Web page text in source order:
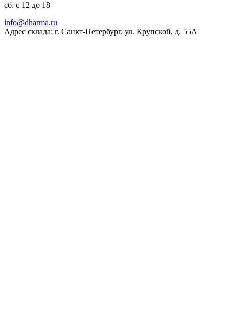
сб. с 12 до 18
ur.amrahd@ofni
Адрес склада: г. Санкт-Петербург, ул. Крупской, д. 55А